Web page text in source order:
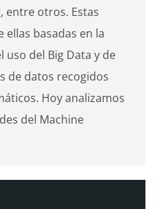
entre otros. Estas
ellas basadas en la
del Big Data y de
de datos recogidos
Hoy analizamos
del Machine